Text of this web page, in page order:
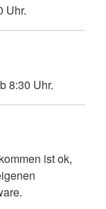
Uhr.
8:30 Uhr.
ist ok,